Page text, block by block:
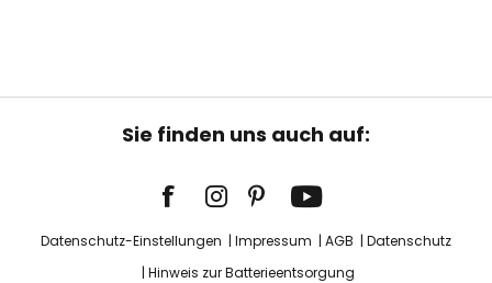
Sie finden uns auch auf:
Datenschutz-Einstellungen Impressum AGB
Datenschutz
Hinweis zur Batterieentsorgung